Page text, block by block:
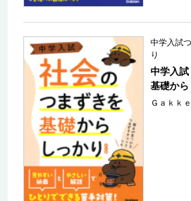
中学入試
り
中学入
基礎か
Ｇａｋｋ